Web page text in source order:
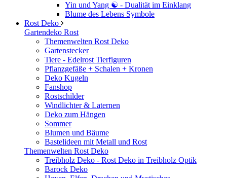
Yin und Yang ☯ - Dualität im Einklang
Blume des Lebens Symbole
Rost Deko
Gartendeko Rost
Themenwelten Rost Deko
Gartenstecker
Tiere - Edelrost Tierfiguren
Pflanzgefäße + Schalen + Kronen
Deko Kugeln
Fanshop
Rostschilder
Windlichter & Laternen
Deko zum Hängen
Sommer
Blumen und Bäume
Bastelideen mit Metall und Rost
Themenwelten Rost Deko
Treibholz Deko - Rost Deko in Treibholz Optik
Barock Deko